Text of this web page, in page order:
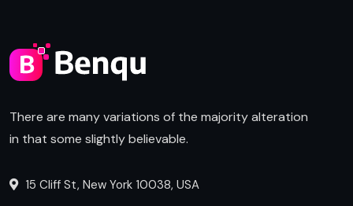
There are many variations of the majority alteration
in that some slightly believable.
15 Cliff St, New York 10038, USA